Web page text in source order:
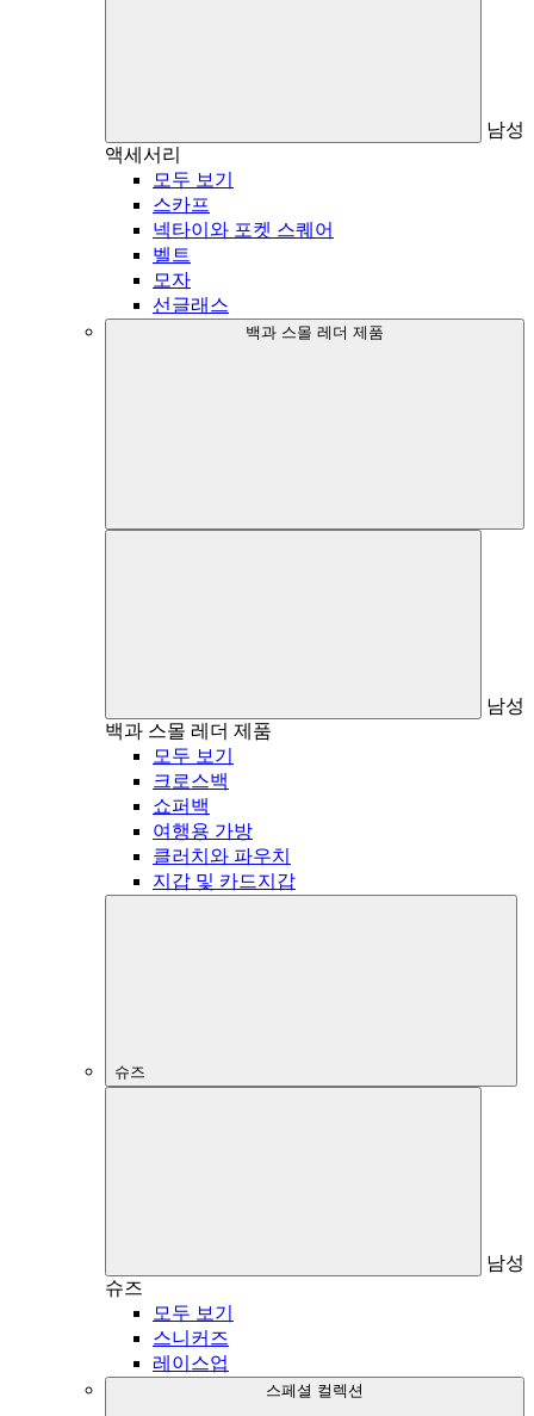
남성
액세서리
모두 보기
스카프
넥타이와 포켓 스퀘어
벨트
모자
선글래스
백과 스몰 레더 제품
남성
백과 스몰 레더 제품
모두 보기
크로스백
쇼퍼백
여행용 가방
클러치와 파우치
지갑 및 카드지갑
슈즈
남성
슈즈
모두 보기
스니커즈
레이스업
스페셜 컬렉션